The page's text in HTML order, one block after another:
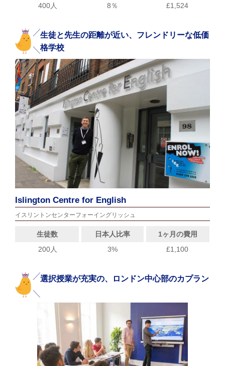
400人
8％ £1,524
生徒と先生の距離が近い、フレンドリーな低価
格学校
Islington Centre for English
イスリントンセンターフォーイングリッシュ
生徒数 日本人比率
1ヶ月の費用
200人
3% £1,100
選択授業が充実の、ロンドン中心部のカプラン